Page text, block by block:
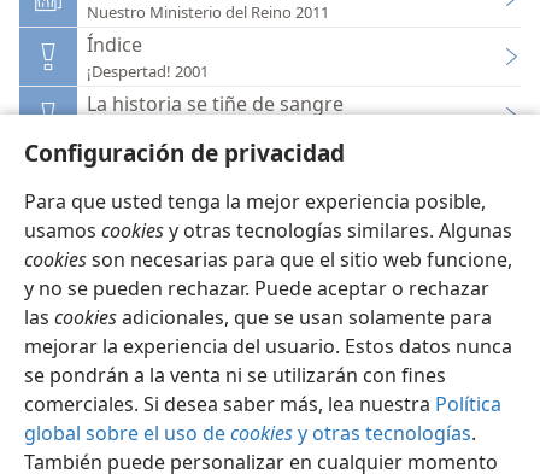
Configuración de privacidad
Para que usted tenga la mejor experiencia posible,
usamos cookiesy otras tecnologías similares. Algunas
cookiesson necesarias para que el sitio web funcione,
y no se pueden rechazar. Puede aceptar o rechazar
las cookiesadicionales, que se usan solamente para
mejorar la experiencia del usuario. Estos datos nunca
se pondrán a la venta ni se utilizarán con fines
comerciales. Si desea saber más, lea nuestra Política
global sobre el uso decookiesy otras tecnologías.
También puede personalizar en cualquier momento
Nuestro Ministerio del Reino 2011
Índice
¡Despertad! 2001
La historia se tiñe de sangre
Español Configuración
Copyright© 2026 Watch Tower Bible and Tract Society of Pennsylvania
Condiciones de uso
Configuración de privacidad
JW.ORG Iniciar sesión